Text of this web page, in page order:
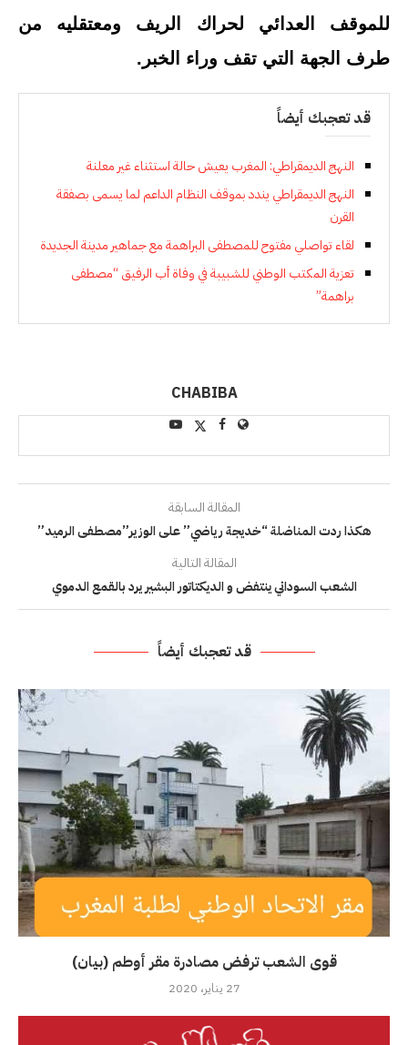
للموقف العدائي لحراك الريف ومعتقليه من
طرف الجهة التي تقف وراء الخبر.
قد تعجبك أيضاً
النهج الديمقراطي: المغرب يعيش حالة استثناء غير معلنة
النهج الديمقراطي يندد بموقف النظام الداعم لما يسمى بصفقة
القرن
لقاء تواصلي مفتوح للمصطفى البراهمة مع جماهير مدينة الجديدة
تعزية المكتب الوطني للشبيبة في وفاة أب الرفيق “مصطفى
براهمة”
CHABIBA
المقالة السابقة
هكذا ردت المناضلة “خديجة رياضي” على الوزير”مصطفى الرميد”
المقالة التالية
الشعب السوداني ينتفض و الديكتاتور البشير يرد بالقمع الدموي
قد تعجبك أيضاً
قوى الشعب ترفض مصادرة مقر أوطم (بيان)
27 يناير، 2020